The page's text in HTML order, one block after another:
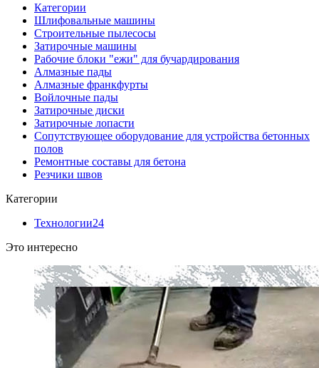
Категории
Шлифовальные машины
Строительные пылесосы
Затирочные машины
Рабочие блоки "ежи" для бучардирования
Алмазные пады
Алмазные франкфурты
Войлочные пады
Затирочные диски
Затирочные лопасти
Сопутствующее оборудование для устройства бетонных
полов
Ремонтные составы для бетона
Резчики швов
Категории
Технологии24
Это интересно